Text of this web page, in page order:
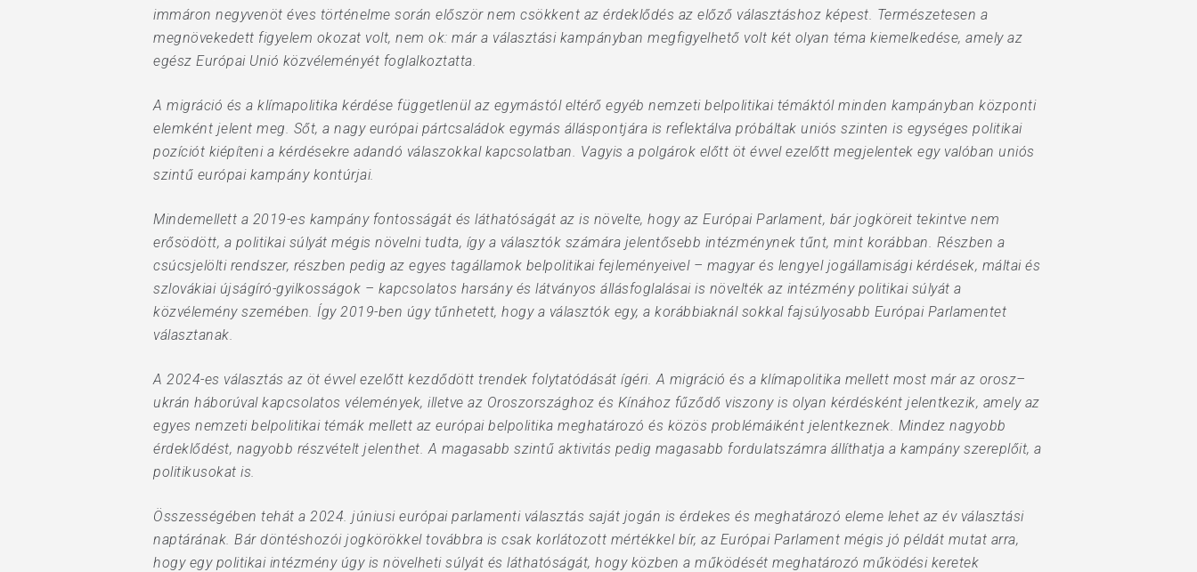
immáron negyvenöt éves történelme során először nem csökkent az érdeklődés az előző választáshoz képest. Természetesen a
megnövekedett figyelem okozat volt, nem ok: már a választási kampányban megfigyelhető volt két olyan téma kiemelkedése, amely az
egész Európai Unió közvéleményét foglalkoztatta.
A migráció és a klímapolitika kérdése függetlenül az egymástól eltérő egyéb nemzeti belpolitikai témáktól minden kampányban központi
elemként jelent meg. Sőt, a nagy európai pártcsaládok egymás álláspontjára is reflektálva próbáltak uniós szinten is egységes politikai
pozíciót kiépíteni a kérdésekre adandó válaszokkal kapcsolatban. Vagyis a polgárok előtt öt évvel ezelőtt megjelentek egy valóban uniós
szintű európai kampány kontúrjai.
Mindemellett a 2019-es kampány fontosságát és láthatóságát az is növelte, hogy az Európai Parlament, bár jogköreit tekintve nem
erősödött, a politikai súlyát mégis növelni tudta, így a választók számára jelentősebb intézménynek tűnt, mint korábban. Részben a
csúcsjelölti rendszer, részben pedig az egyes tagállamok belpolitikai fejleményeivel – magyar és lengyel jogállamisági kérdések, máltai és
szlovákiai újságíró-gyilkosságok – kapcsolatos harsány és látványos állásfoglalásai is növelték az intézmény politikai súlyát a
közvélemény szemében. Így 2019-ben úgy tűnhetett, hogy a választók egy, a korábbiaknál sokkal fajsúlyosabb Európai Parlamentet
választanak.
A 2024-es választás az öt évvel ezelőtt kezdődött trendek folytatódását ígéri. A migráció és a klímapolitika mellett most már az orosz–
ukrán háborúval kapcsolatos vélemények, illetve az Oroszországhoz és Kínához fűződő viszony is olyan kérdésként jelentkezik, amely az
egyes nemzeti belpolitikai témák mellett az európai belpolitika meghatározó és közös problémáiként jelentkeznek. Mindez nagyobb
érdeklődést, nagyobb részvételt jelenthet. A magasabb szintű aktivitás pedig magasabb fordulatszámra állíthatja a kampány szereplőit, a
politikusokat is.
Összességében tehát a 2024. júniusi európai parlamenti választás saját jogán is érdekes és meghatározó eleme lehet az év választási
naptárának. Bár döntéshozói jogkörökkel továbbra is csak korlátozott mértékkel bír, az Európai Parlament mégis jó példát mutat arra,
hogy egy politikai intézmény úgy is növelheti súlyát és láthatóságát, hogy közben a működését meghatározó működési keretek